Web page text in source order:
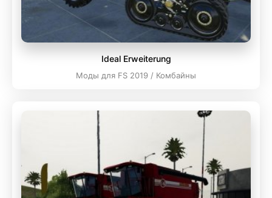
Ideal Erweiterung
Моды для FS 2019 / Комбайны